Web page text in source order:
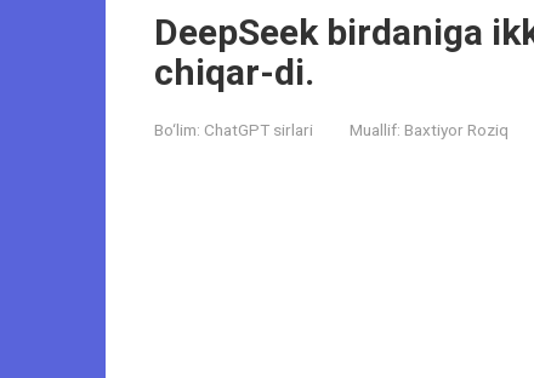
DeepSeek birdaniga
chiqar-di.
Bo‘lim: ChatGPT sirlari Muallif: Baxtiyor Roziq